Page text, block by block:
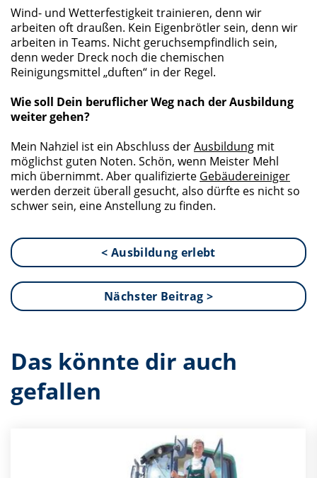
Wind- und Wetterfestigkeit trainieren, denn wir
arbeiten oft draußen. Kein Eigenbrötler sein, denn wir
arbeiten in Teams. Nicht geruchsempfindlich sein,
denn weder Dreck noch die chemischen
Reinigungsmittel „duften“ in der Regel.
Wie soll Dein beruflicher Weg nach der Ausbildung
weiter gehen?
Mein Nahziel ist ein Abschluss derAusbildung mit
möglichst guten Noten. Schön, wenn Meister Mehl
mich übernimmt. Aber qualifizierte Gebäudereiniger
werden derzeit überall gesucht, also dürfte es nicht so
schwer sein, eine Anstellung zu finden.
< Ausbildung erlebt
Nächster Beitrag >
Das könnte dir auch
gefallen